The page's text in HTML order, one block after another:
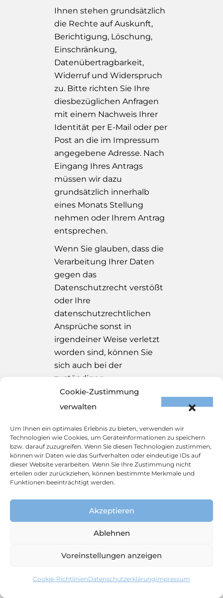
Cookie-Zustimmung
verwalten
Um Ihnen ein optimales Erlebnis zu bieten, verwenden wir
Technologien wie Cookies, um Geräteinformationen zu speichern
bzw. darauf zuzugreifen. Wenn Sie diesen Technologien zustimmen,
können wir Daten wie das Surfverhalten oder eindeutige IDs auf
dieser Website verarbeiten. Wenn Sie Ihre Zustimmung nicht
erteilen oder zurückziehen, können bestimmte Merkmale und
Funktionen beeinträchtigt werden.
Akzeptieren
Ablehnen
Voreinstellungen anzeigen
Cookie-RichtlinienDatenschutz­erklärungImpressum
Ihnen stehen grundsätzlich
die Rechte auf Auskunft,
Berichtigung, Löschung,
Einschränkung,
Datenübertragbarkeit,
Widerruf und Widerspruch
zu. Bitte richten Sie Ihre
diesbezüglichen Anfragen
mit einem Nachweis Ihrer
Identität per E-Mail oder per
Post an die im Impressum
angegebene Adresse. Nach
Eingang Ihres Antrags
müssen wir dazu
grundsätzlich innerhalb
eines Monats Stellung
nehmen oder Ihrem Antrag
entsprechen.
Wenn Sie glauben, dass die
Verarbeitung Ihrer Daten
gegen das
Datenschutzrecht verstößt
oder Ihre
datenschutzrechtlichen
Ansprüche sonst in
irgendeiner Weise verletzt
worden sind, können Sie
sich auch bei der
zuständigen
Aufsichtsbehörde
beschweren; in Österreich
Datenschutzbehörde,
Barichgasse 40-42, 1030
Wien.
9.
WIDERSPRUCHS­
RECHT
Sie können der
Zwecke der Direktwerbung